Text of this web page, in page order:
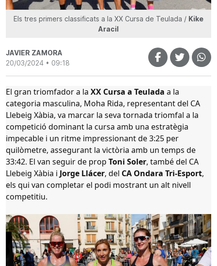
Els tres primers classificats a la XX Cursa de Teulada / Kike
Aracil
JAVIER ZAMORA
20/03/2024 • 09:18
El gran triomfador a la XX Cursa a Teulada a la
categoria masculina, Moha Rida, representant del CA
Llebeig Xàbia, va marcar la seva tornada triomfal a la
competició dominant la cursa amb una estratègia
impecable i un ritme impressionant de 3:25 per
quilòmetre, assegurant la victòria amb un temps de
33:42. El van seguir de prop Toni Soler, també del CA
Llebeig Xàbia i Jorge Llácer, del CA Ondara Tri-Esport,
els qui van completar el podi mostrant un alt nivell
competitiu.